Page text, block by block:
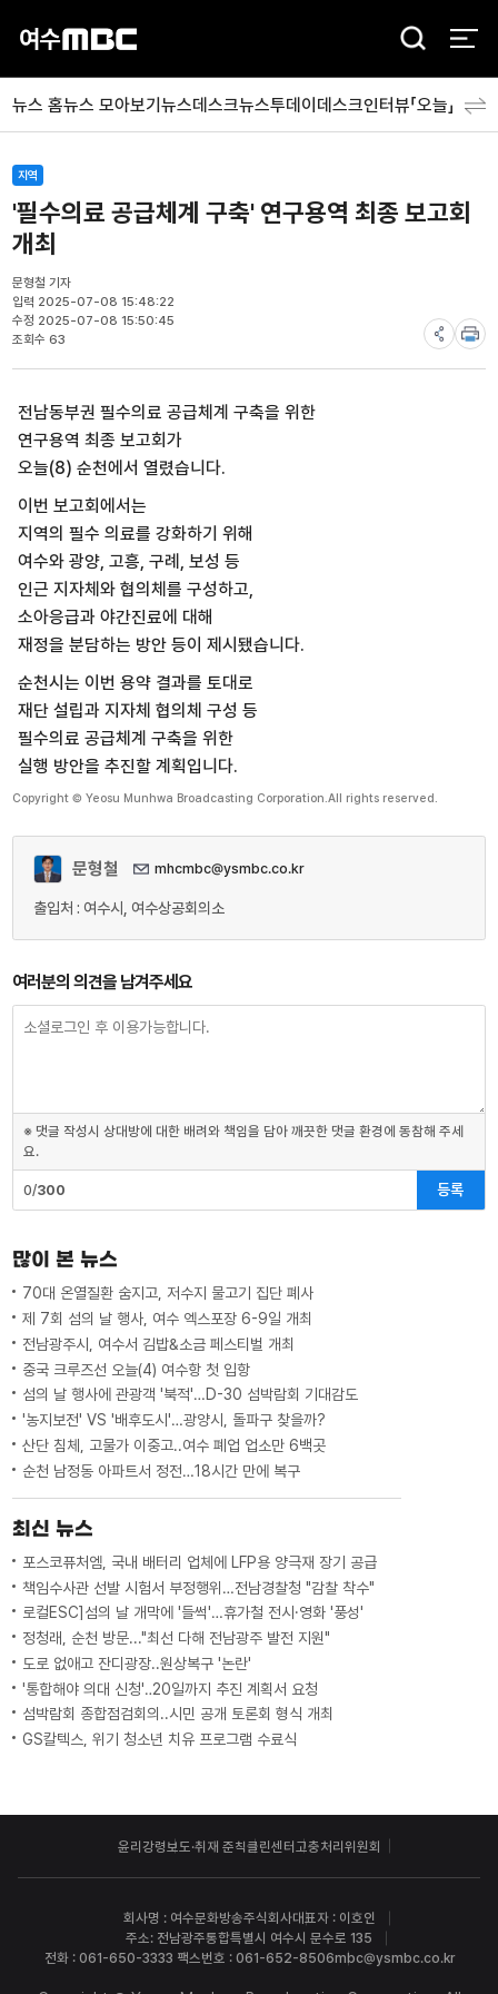
검
뉴스 홈뉴스 모아보기뉴스데스크뉴스투데이데스크인터뷰「오늘」 분야
지역
'필수의료 공급체계 구축' 연구용역 최종 보고회
개최
문형철 기자
입력 2025-07-08 15:48:22
수정 2025-07-08 15:50:45
조회수 63
전남동부권 필수의료 공급체계 구축을 위한
연구용역 최종 보고회가
오늘(8) 순천에서 열렸습니다.
이번 보고회에서는
지역의 필수 의료를 강화하기 위해
여수와 광양, 고흥, 구례, 보성 등
인근 지자체와 협의체를 구성하고,
소아응급과 야간진료에 대해
재정을 분담하는 방안 등이 제시됐습니다.
순천시는 이번 용약 결과를 토대로
재단 설립과 지자체 협의체 구성 등
필수의료 공급체계 구축을 위한
실행 방안을 추진할 계획입니다.
Copyright © Yeosu Munhwa Broadcasting Corporation.All rights reserved.
문형철 mhcmbc@ysmbc.co.kr
출입처 : 여수시, 여수상공회의소
여러분의 의견을 남겨주세요
※ 댓글 작성시 상대방에 대한 배려와 책임을 담아 깨끗한 댓글 환경에 동참해 주세
요.
0/300 등록
많이 본 뉴스
70대 온열질환 숨지고, 저수지 물고기 집단 폐사
제 7회 섬의 날 행사, 여수 엑스포장 6-9일 개최
전남광주시, 여수서 김밥&소금 페스티벌 개최
중국 크루즈선 오늘(4) 여수항 첫 입항
섬의 날 행사에 관광객 '북적'…D-30 섬박람회 기대감도
'농지보전' VS '배후도시'…광양시, 돌파구 찾을까?
산단 침체, 고물가 이중고..여수 폐업 업소만 6백곳
순천 남정동 아파트서 정전…18시간 만에 복구
최신 뉴스
포스코퓨처엠, 국내 배터리 업체에 LFP용 양극재 장기 공급
책임수사관 선발 시험서 부정행위…전남경찰청 "감찰 착수"
로컬ESC]섬의 날 개막에 '들썩'…휴가철 전시·영화 '풍성'
정청래, 순천 방문..."최선 다해 전남광주 발전 지원"
도로 없애고 잔디광장..원상복구 '논란'
'통합해야 의대 신청'‥20일까지 추진 계획서 요청
섬박람회 종합점검회의..시민 공개 토론회 형식 개최
GS칼텍스, 위기 청소년 치유 프로그램 수료식
윤리강령 보도·취재 준칙클린센터 고충처리위원회
회사명 : 여수문화방송주식회사대표자 : 이호인
주소: 전남광주통합특별시 여수시 문수로 135
전화 : 061-650-3333 팩스번호 : 061-652-8506mbc@ysmbc.co.kr